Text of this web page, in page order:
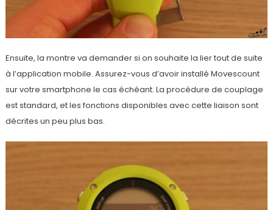
Ensuite, la montre va demander si on souhaite la lier tout de suite
à l’application mobile. Assurez-vous d’avoir installé Movescount
sur votre smartphone le cas échéant. La procédure de couplage
est standard, et les fonctions disponibles avec cette liaison sont
décrites un peu plus bas.